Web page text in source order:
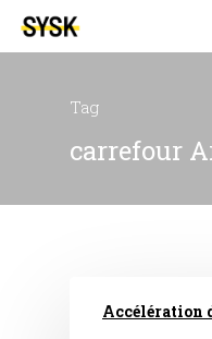
Tag
carrefour
Accélération